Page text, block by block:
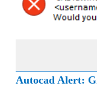
Autocad Alert: